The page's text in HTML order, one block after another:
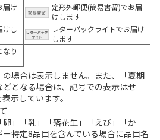
届け
定形外郵便(簡易書留)でお届
けします
けし
レターパックライトでお届け
します
なり
場合は表示しません。また、「夏期
となる場合は、記号での表示はせ
示しています。
」「乳」「落花生」「えび」「か
特定8品目を含んでいる場合に品目名